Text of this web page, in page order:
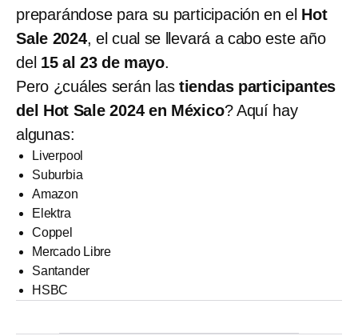
preparándose para su participación en el Hot
Sale 2024, el cual se llevará a cabo este año
del 15 al 23 de mayo.
Pero ¿cuáles serán lastiendas participantes
del Hot Sale 2024 en México? Aquí hay
algunas:
Liverpool
Suburbia
Amazon
Elektra
Coppel
Mercado Libre
Santander
HSBC